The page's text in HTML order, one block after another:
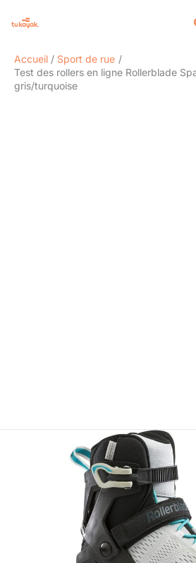
Accueil
Sport de rue
Test des rollers en ligne Rollerblade
gris/turquoise